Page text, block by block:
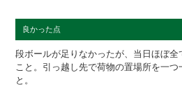
良かった点
段ボールが足りなかったが、当日ほぼ
こと。引っ越し先で荷物の置場所を一つ
と。